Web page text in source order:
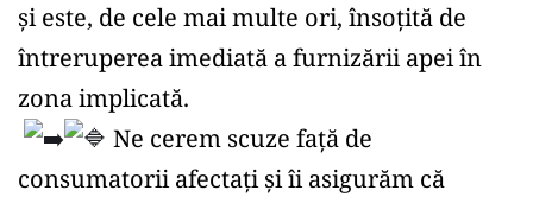
și este, de cele mai multe ori, însoțită de
întreruperea imediată a furnizării apei în
zona implicată.
Ne cerem scuze față de
consumatorii afectați şi îi asigurăm că